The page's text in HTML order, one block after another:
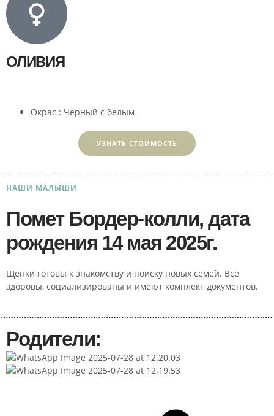
ОЛИВИЯ
Окрас : Черный с белым
УЗНАТЬ СТОИМОСТЬ
НАШИ МАЛЫШИ
Помет Бордер-колли, дата
рождения 14 мая 2025г.
Щенки готовы к знакомству и поиску новых семей. Все
здоровы, социализированы и имеют комплект документов.
Родители: